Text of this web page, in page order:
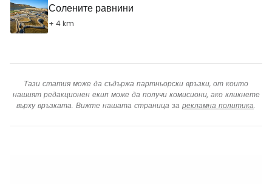
Солените равнини
+ 4 km
Тази статия може да съдържа партньорски връзки, от които
нашият редакционен екип може да получи комисиони, ако кликнете
върху връзката. Вижте нашата страница за рекламна политика.